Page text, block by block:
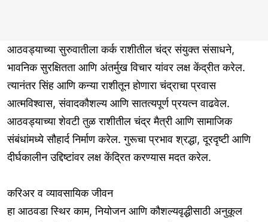
आठवड्याच्या सुरुवातीला कर्क राशीतील चंद्र संयुक्त संसाधने,
भावनिक सुरक्षितता आणि अंतर्मुख विचार यांवर लक्ष केंद्रीत करेल.
त्यानंतर सिंह आणि कन्या राशीतून होणारा चंद्राचा प्रवास
आत्मविश्वास, संवादकौशल्य आणि सातत्यपूर्ण प्रयत्न वाढवेल.
आठवड्याच्या शेवटी तुळ राशीतील चंद्र मैत्री आणि सामाजिक
संबंधांमध्ये सौहार्द निर्माण करेल. गुरूचा प्रभाव श्रद्धा, दूरदृष्टी आणि
दीर्घकालीन उद्दिष्टांवर लक्ष केंद्रित करण्यास मदत करेल.
करिअर व व्यावसायिक जीवन
हा आठवडा स्थिर काम, नियोजन आणि कौशल्यवृद्धीसाठी अनुकूल